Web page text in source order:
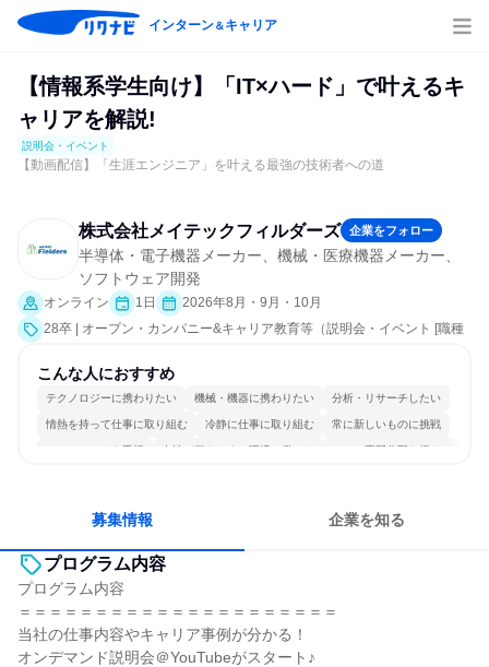
インターン＆キャリア
【情報系学生向け】「IT×ハード」で叶えるキ
ャリアを解説!
説明会・イベント
【動画配信】「生涯エンジニア」を叶える最強の技術者への道
株式会社メイテックフィルダーズ 企業をフォロー
半導体・電子機器メーカー、機械・医療機器メーカー、
ソフトウェア開発
オンライン 1日
2026年8月・9月・10月
28卒 | オープン・カンパニー&キャリア教育等（説明会・イベント [職種
こんな人におすすめ
テクノロジーに携わりたい 機械・機器に携わりたい 分析・リサーチしたい
情熱を持って仕事に取り組む 冷静に仕事に取り組む 常に新しいものに挑戦
チームワークを重視 女性が働きやすい環境で働ける 一つの専門分野を極める
募集情報 企業を知る
プログラム内容
プログラム内容
＝＝＝＝＝＝＝＝＝＝＝＝＝＝＝＝＝＝＝＝＝
当社の仕事内容やキャリア事例が分かる！
オンデマンド説明会＠YouTubeがスタート♪